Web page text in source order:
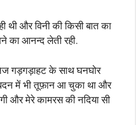
थी और विनी की किसी बात का
का आनन्द लेती रही.
गड़गड़ाहट के साथ घनघोर
में भी तूफ़ान आ चुका था और
और मेरे कामरस की नदिया सी